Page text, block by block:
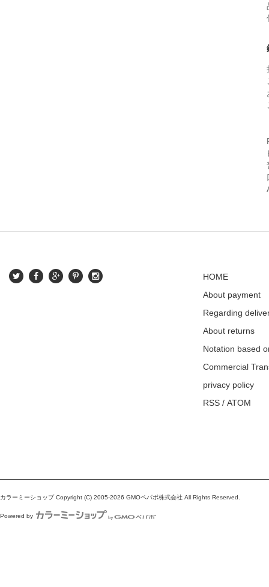
HOME
About payment
Regarding
About returns
Notation based
Commercial
privacy policy
RSS / ATOM
カラーミーショップCopyright (C) 2005-2026 GMOペパボ株式会社 All Rights Reserved.
Powered by